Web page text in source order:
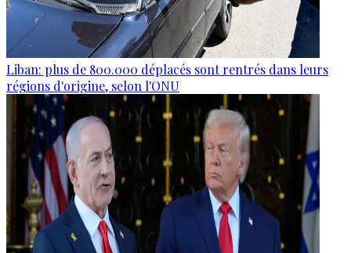
Liban: plus de 800.000 déplacés sont rentrés dans leurs
régions d'origine, selon l'ONU